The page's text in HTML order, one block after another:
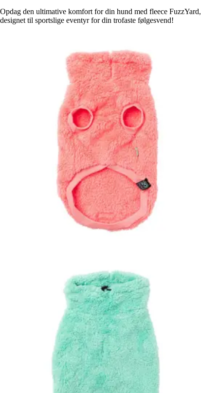
Opdag den ultimative komfort for din hund med fleece FuzzYard,
designet til sportslige eventyr for din trofaste følgesvend!